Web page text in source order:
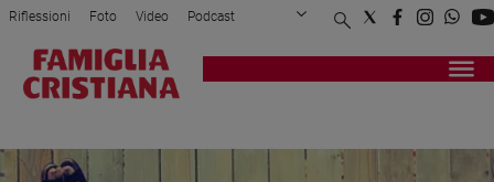
Attualità
Politica
Riflessioni Foto Video Podcast
Privacy Policy Chi siamo
Registrati Redazione